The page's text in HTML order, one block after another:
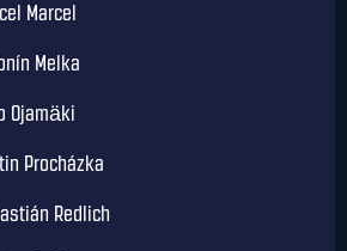
Marcel
Melka
Ojamäki
Procházka
Redlich